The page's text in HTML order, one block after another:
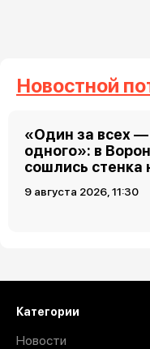
Новостной
«Один за всех —
одного»: в
сошлись стенка
9 августа 2026, 11:30
Категории
Новости